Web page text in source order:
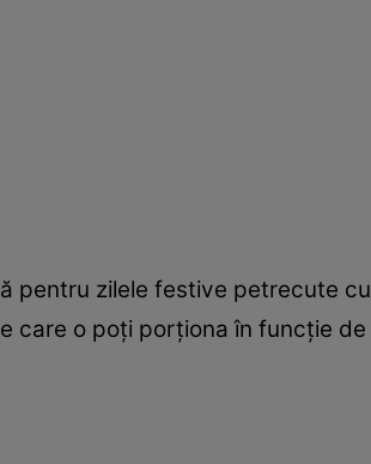
pentru zilele festive petrecute cu
care o poţi porţiona în funcţie de